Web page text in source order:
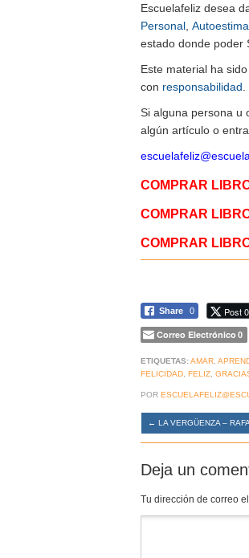
Escuelafeliz desea
Personal Autoestima
estado donde poder
Este material ha
con responsabilidad
Si alguna persona u
algún artículo o
COMPRAR
COMPRAR
COMPRAR
Share 0 Post 0
Correo Electrónico 0
ETIQUETAS:AMAR
FELICIDAD FELIZ
POR
← LA VERGÜENZA –
Deja un
Tu dirección de correo